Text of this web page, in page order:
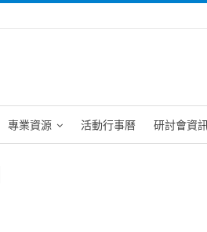
專業資源 活動行事曆 研討會資訊